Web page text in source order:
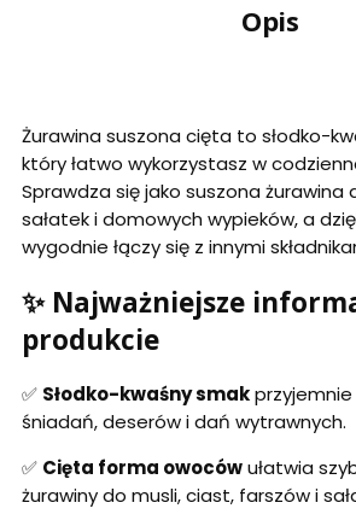
Opis
Żurawina suszona cięta to słodko-
który łatwo wykorzystasz w
Sprawdza się jako suszona żurawina
sałatek i domowych wypieków, a
wygodnie łączy się z innymi
✨ Najważniejsze
produkcie
✅ Słodko-kwaśny smak
śniadań, deserów i dań wytrawnych.
✅ Cięta forma owocówułatwia
żurawiny do musli, ciast, farszów i